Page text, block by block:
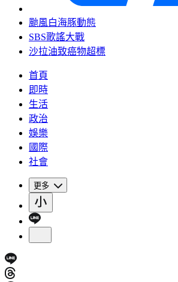
颱風白海豚動態
SBS歌謠大戰
沙拉油致癌物超標
首頁
即時
生活
政治
娛樂
國際
社會
更多